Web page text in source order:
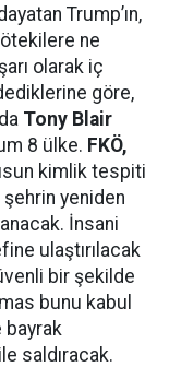
Trump’ın,
ne
olarak iç
göre,
Tony Blair
8 ülke. FKÖ,
kimlik tespiti
yeniden
İnsani
ulaştırılacak
bir şekilde
bunu kabul
bayrak
saldıracak.